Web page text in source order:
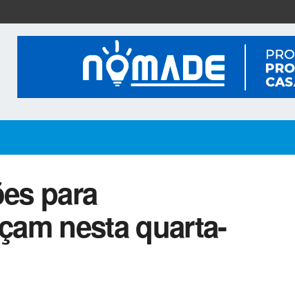
para
nesta quarta-